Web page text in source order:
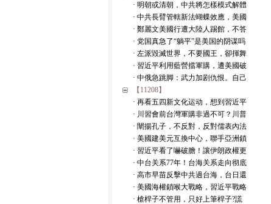
· 明朝或清朝，中共將怎樣模式解體
· 中共長臂管轄新法蝴蝶效應，美國
· 鄭麗文美國行遭大陸人踢館，不答
· 党国真急了“躺平”是美国的阴谋吗
· 左派毀滅世界，不要國王，卻揮舞
· 習近平利用藍營擋軍購，遭美國破
· 中俄急跳脚：武力加剧仇恨。自己
【11208】
· 再看五四新文化运动，想到習近平
· 川習會前台灣軍購非過不可？川普
· 闡揚孔子，不反對，反對儒表內法
· 美國建美元互換中心，聯手亞洲鎖
· 習近平看了嚇破膽！讓伊朗政權更
· 中台关系77年！台海关系走向彻底
· 高市早苗反擊中共過台海，台日還
· 美國海權鎖喉大戰略，習近平戰略
· 槍桿子不管用，只好上筆桿子?謊